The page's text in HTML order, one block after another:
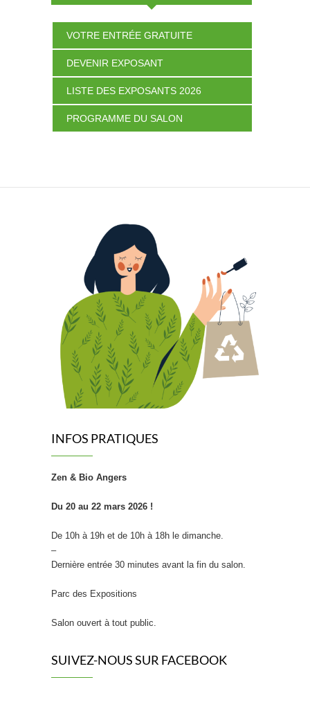
VOTRE ENTRÉE GRATUITE
DEVENIR EXPOSANT
LISTE DES EXPOSANTS 2026
PROGRAMME DU SALON
INFOS PRATIQUES
Zen & Bio Angers
Du 20 au 22 mars 2026 !
De 10h à 19h et de 10h à 18h le dimanche.
–
Dernière entrée 30 minutes avant la fin du salon.
Parc des Expositions
Salon ouvert à tout public.
SUIVEZ-NOUS SUR FACEBOOK